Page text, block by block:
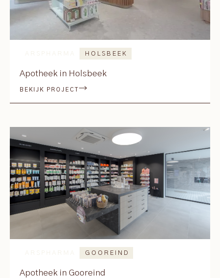
ARSPHARMA HOLSBEEK
Apotheek in Holsbeek
BEKIJK PROJECT
ARSPHARMA GOOREIND
Apotheek in Gooreind